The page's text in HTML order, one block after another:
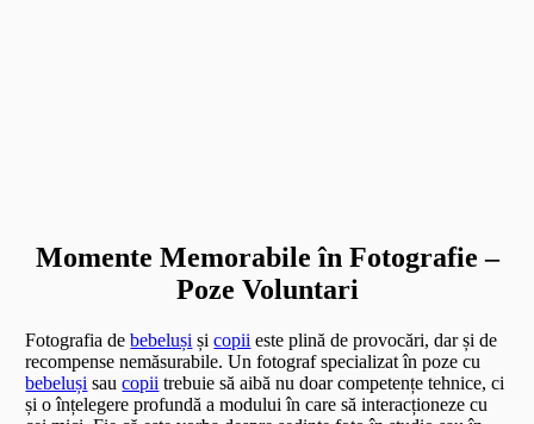
Momente Memorabile în Fotografie –
Poze Voluntari
Fotografia debebeluși șicopii este plină de provocări, dar și de
recompense nemăsurabile. Un fotograf specializat în poze cu
bebeluși saucopii trebuie să aibă nu doar competențe tehnice, ci
și o înțelegere profundă a modului în care să interacționeze cu